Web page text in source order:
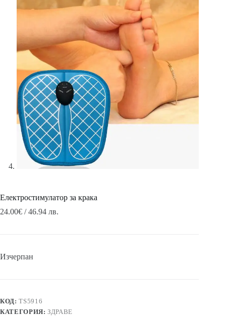
Електростимулатор за крака
24.00€ / 46.94 лв.
Изчерпан
КОД:TS5916
КАТЕГОРИЯ:ЗДРАВЕ